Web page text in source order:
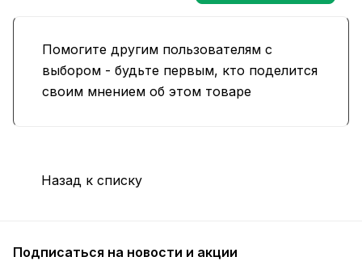
Помогите другим пользователям с
выбором - будьте первым, кто поделится
своим мнением об этом товаре
Назад к списку
Подписаться на новости и акции